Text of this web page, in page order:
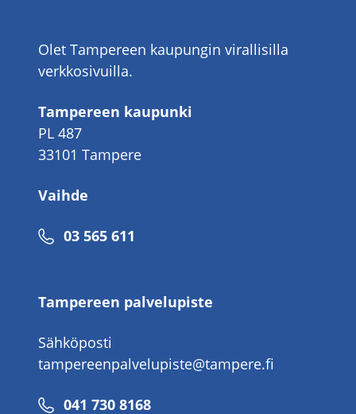
Olet Tampereen kaupungin virallisilla
verkkosivuilla.
Tampereen kaupunki
PL 487
33101 Tampere
Vaihde
Puhelinnumero
03 565 611
Tampereen palvelupiste
Sähköposti
tampereenpalvelupiste@tampere.fi
Puhelinnumero
041 730 8168